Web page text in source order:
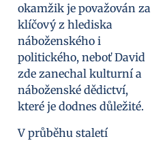
okamžik je považován za
klíčový z hlediska
náboženského i
politického, neboť David
zde zanechal kulturní a
náboženské dědictví,
které je dodnes důležité.
V průběhu staletí